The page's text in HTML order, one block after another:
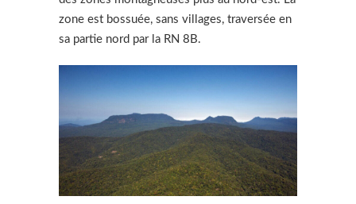
zone est bossuée, sans villages, traversée en
sa partie nord par la RN 8B.